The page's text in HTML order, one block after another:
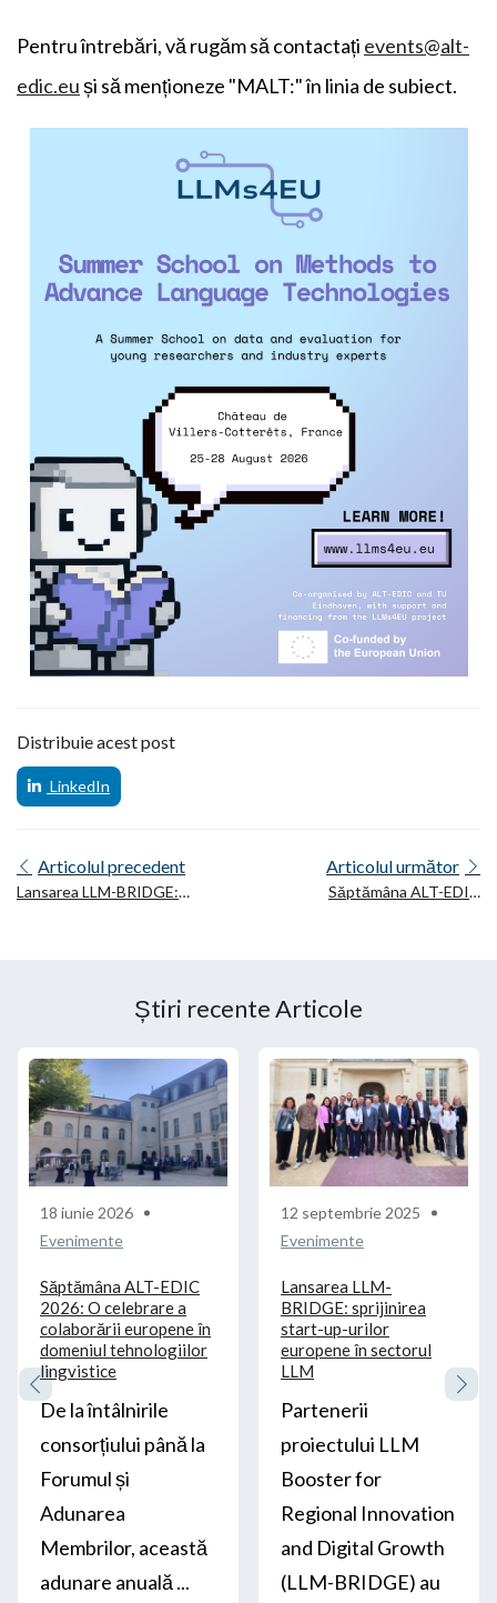
Pentru întrebări, vă rugăm să contactați events@alt-
edic.euși să menționeze "MALT:" în linia de subiect.
Distribuie acest post
LinkedIn
Articolul precedent
Lansarea LLM-BRIDGE:
Articolul următor
Săptămâna ALT-EDIC
Știri recente Articole
18 iunie 2026
Evenimente
Săptămâna ALT-EDIC
2026: O celebrare a
colaborării europene în
domeniul tehnologiilor
lingvistice
De la întâlnirile
consorțiului până la
Forumul și
Adunarea
Membrilor, această
adunare anuală ...
12 septembrie 2025
Evenimente
Lansarea LLM-
BRIDGE: sprijinirea
start-up-urilor
europene în sectorul
LLM
Partenerii
proiectului LLM
Booster for
Regional Innovation
and Digital Growth
(LLM-BRIDGE) au